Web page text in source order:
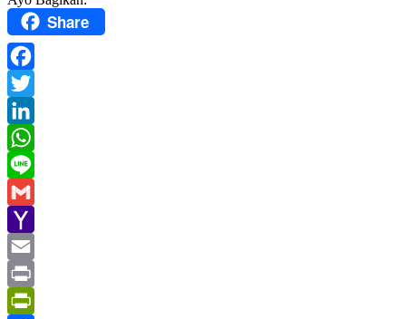
Share
Facebook
Twitter
LinkedIn
WhatsApp
Line
Gmail
Yahoo
Mail
Email
Print